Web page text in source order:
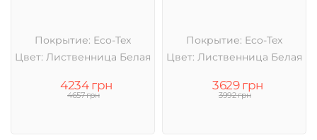
Покрытие: Eco-Tex
Цвет: Лиственница Белая
4234 грн
4657 грн
Покрытие: Eco-Tex
Цвет: Лиственница Белая
3629 грн
3992 грн